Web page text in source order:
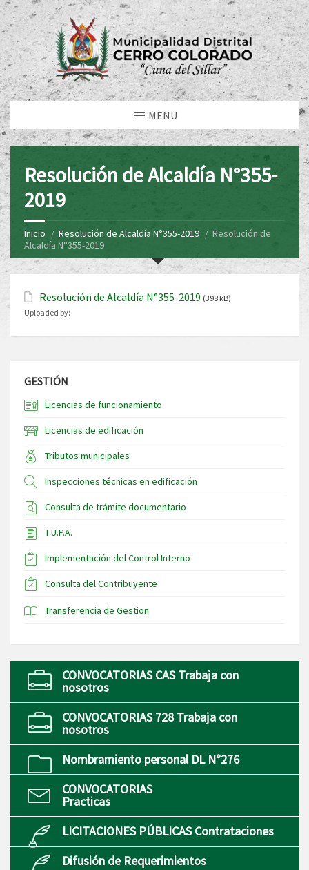
MENU
Resolución de Alcaldía N°355-
2019
Inicio Resolución de Alcaldía N°355-2019
Resolución de
Alcaldía N°355-2019
Resolución de Alcaldía N°355-2019 (398 kB)
Uploaded by:
GESTIÓN
Licencias de funcionamiento
Licencias de edificación
Tributos municipales
Inspecciones técnicas en edificación
Consulta de trámite documentario
T.U.P.A.
Implementación del Control Interno
Consulta del Contribuyente
Transferencia de Gestion
CONVOCATORIAS CAS Trabaja con
nosotros
CONVOCATORIAS 728 Trabaja con
nosotros
Nombramiento personal DL N°276
CONVOCATORIAS
Practicas
LICITACIONES PÚBLICAS Contrataciones
Difusión de Requerimientos